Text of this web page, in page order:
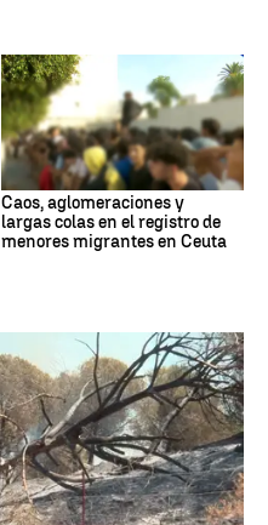
Caos, aglomeraciones y
largas colas en el registro de
menores migrantes en Ceuta